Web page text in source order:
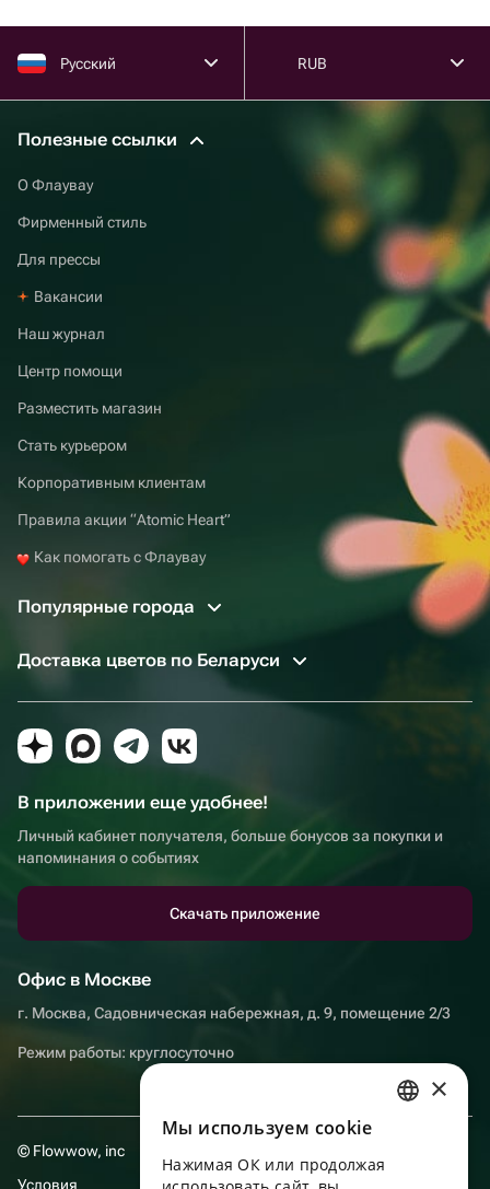
Русский RUB
Полезные ссылки
О Флаувау
Фирменный стиль
Для прессы
Вакансии
Наш журнал
Центр помощи
Разместить магазин
Стать курьером
Корпоративным клиентам
Правила акции “Atomic Heart”
Как помогать с Флаувау
Популярные города
Доставка цветов по Беларуси
В приложении еще удобнее!
Личный кабинет получателя, больше бонусов за покупки и
напоминания о событиях
Скачать приложение
Офис в Москве
г. Москва, Садовническая набережная, д. 9, помещение 2/3
Режим работы: круглосуточно
© Flowwow, inc
Условия
ENGLISH
×
Мы используем сookie
Нажимая ОК или продолжая